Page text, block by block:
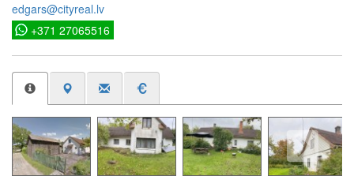
edgars@cityreal.lv
+371 27065516